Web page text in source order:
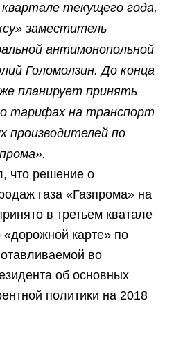
текущего года,
заместитель
антимонопольной
Голомолзин. До конца
планирует принять
тарифах на транспорт
производителей по
что решение о
газа «Газпрома» на
в третьем кватале
«дорожной карте» по
во
об основных
политики на 2018